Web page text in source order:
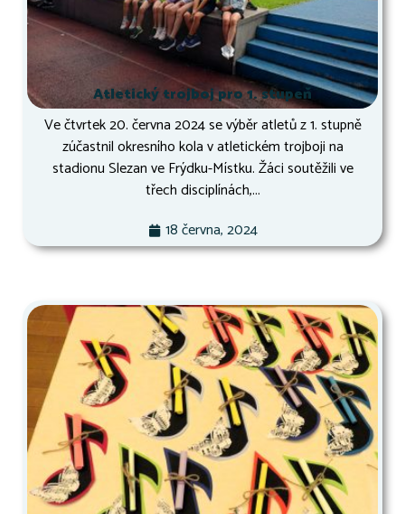
Atletický trojboj pro 1. stupeň
Ve čtvrtek 20. června 2024 se výběr atletů z 1. stupně
zúčastnil okresního kola v atletickém trojboji na
stadionu Slezan ve Frýdku-Místku. Žáci soutěžili ve
třech disciplínách,...
18 června, 2024